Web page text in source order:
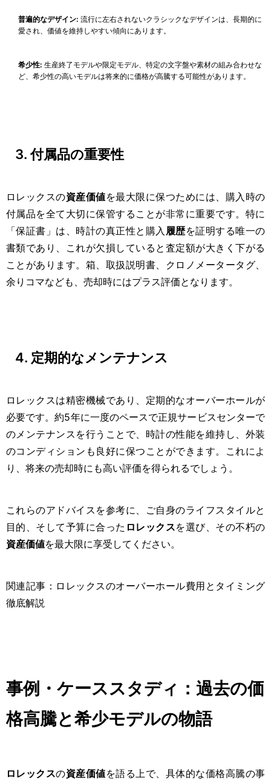
普遍的なデザイン: 流行に左右されないクラシックなデザインは、長期的に
愛され、価値を維持しやすい傾向にあります。
希少性: 生産終了モデルや限定モデル、特定の文字盤や素材の組み合わせな
ど、希少性の高いモデルは将来的に価格が高騰する可能性があります。
3. 付属品の重要性
ロレックスの資産価値を最大限に保つためには、購入時の
付属品を全て大切に保管することが非常に重要です。特に
「保証書」は、時計の真正性と購入 履歴を証明する唯一の
書類であり、これが欠損していると査定額が大きく下がる
ことがあります。箱、取扱説明書、クロノメータータグ、
余りコマなども、売却時にはプラス評価となります。
4. 定期的なメンテナンス
ロレックスは精密機械であり、定期的なオーバーホールが
必要です。約5年に一度のペースで正規サービスセンターで
のメンテナンスを行うことで、時計の性能を維持し、外装
のコンディションも良好に保つことができます。これによ
り、将来の売却時にも高い評価を得られるでしょう。
これらのアドバイスを参考に、ご自身のライフスタイルと
目的、そして予算に合った ロレックスを選び、その不朽の
資産価値を最大限に享受してください。
関連記事：ロレックスのオーバーホール費用とタイミング
徹底解説
事例・ケーススタディ：過去の価
格高騰と希少モデルの物語
ロレックスの資産価値を語る上で、具体的な価格高騰の事